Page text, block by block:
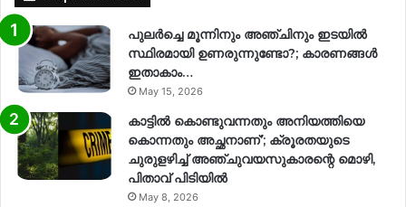
പുലർച്ചെ മൂന്നിനും അഞ്ചിനും ഇടയിൽ
സ്ഥിരമായി ഉണരുന്നുണ്ടോ?; കാരണങ്ങള്‍
ഇതാകാം…
May 15, 2026
കാട്ടിൽ കൊണ്ടുവന്നതും അനിയത്തിയെ
കൊന്നതും അച്ഛനാണ്’; ക്രൂരതയുടെ
ചുരുളഴിച്ച് അഞ്ചുവയസുകാരന്റെ മൊഴി,
പിതാവ് പിടിയിൽ
May 8, 2026